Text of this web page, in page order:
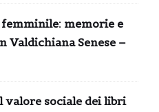
memorie e
Valdichiana Senese –
valore sociale dei libri